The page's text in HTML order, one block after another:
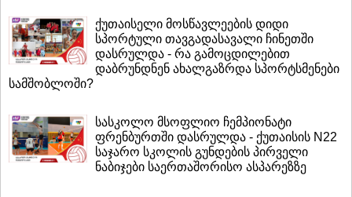
ქუთაისელი მოსწავლეების დიდი
სპორტული თავგადასავალი ჩინეთში
დასრულდა - რა გამოცდილებით
დაბრუნდნენ ახალგაზრდა სპორტსმენები
სამშობლოში?
სასკოლო მსოფლიო ჩემპიონატი
ფრენბურთში დასრულდა - ქუთაისის N22
საჯარო სკოლის გუნდების პირველი
ნაბიჯები საერთაშორისო ასპარეზზე